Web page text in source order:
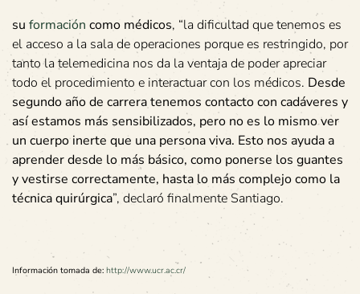
su formación como médicos, “la dificultad que tenemos es
el acceso a la sala de operaciones porque es restringido, por
tanto la telemedicina nos da la ventaja de poder apreciar
todo el procedimiento e interactuar con los médicos. Desde
segundo año de carrera tenemos contacto con cadáveres y
así estamos más sensibilizados, pero no es lo mismo ver
un cuerpo inerte que una persona viva. Esto nos ayuda a
aprender desde lo más básico, como ponerse los guantes
y vestirse correctamente, hasta lo más complejo como la
técnica quirúrgica”, declaró finalmente Santiago.
Información tomada de: http://www.ucr.ac.cr/